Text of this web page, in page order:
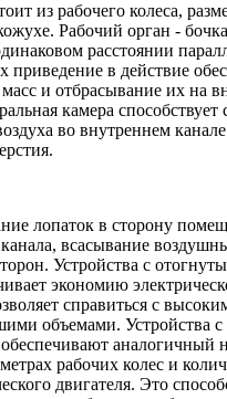
из рабочего колеса,
Рабочий орган -
расстоянии
приведение в действие
и отбрасывание их на
камера
во внутреннем
лопаток в сторону
всасывание
Устройства с
экономию
справиться с
объемами. Устройства
аналогичный
рабочих колес и
двигателя. Это